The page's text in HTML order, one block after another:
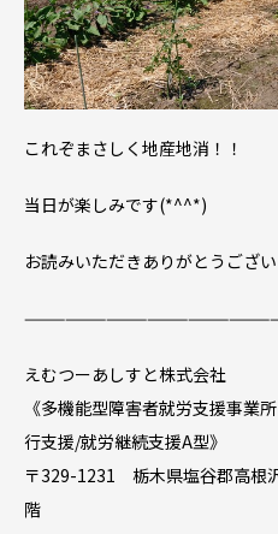
これぞまさしく地産地消！！
当日が楽しみです(*^^*)
お読みいただきありがとうござい
えむつーあしすと株式会社
《多機能型障害者就労支援事
行支援/就労継続支援A型》
〒329-1231 栃木県塩谷郡高根
階